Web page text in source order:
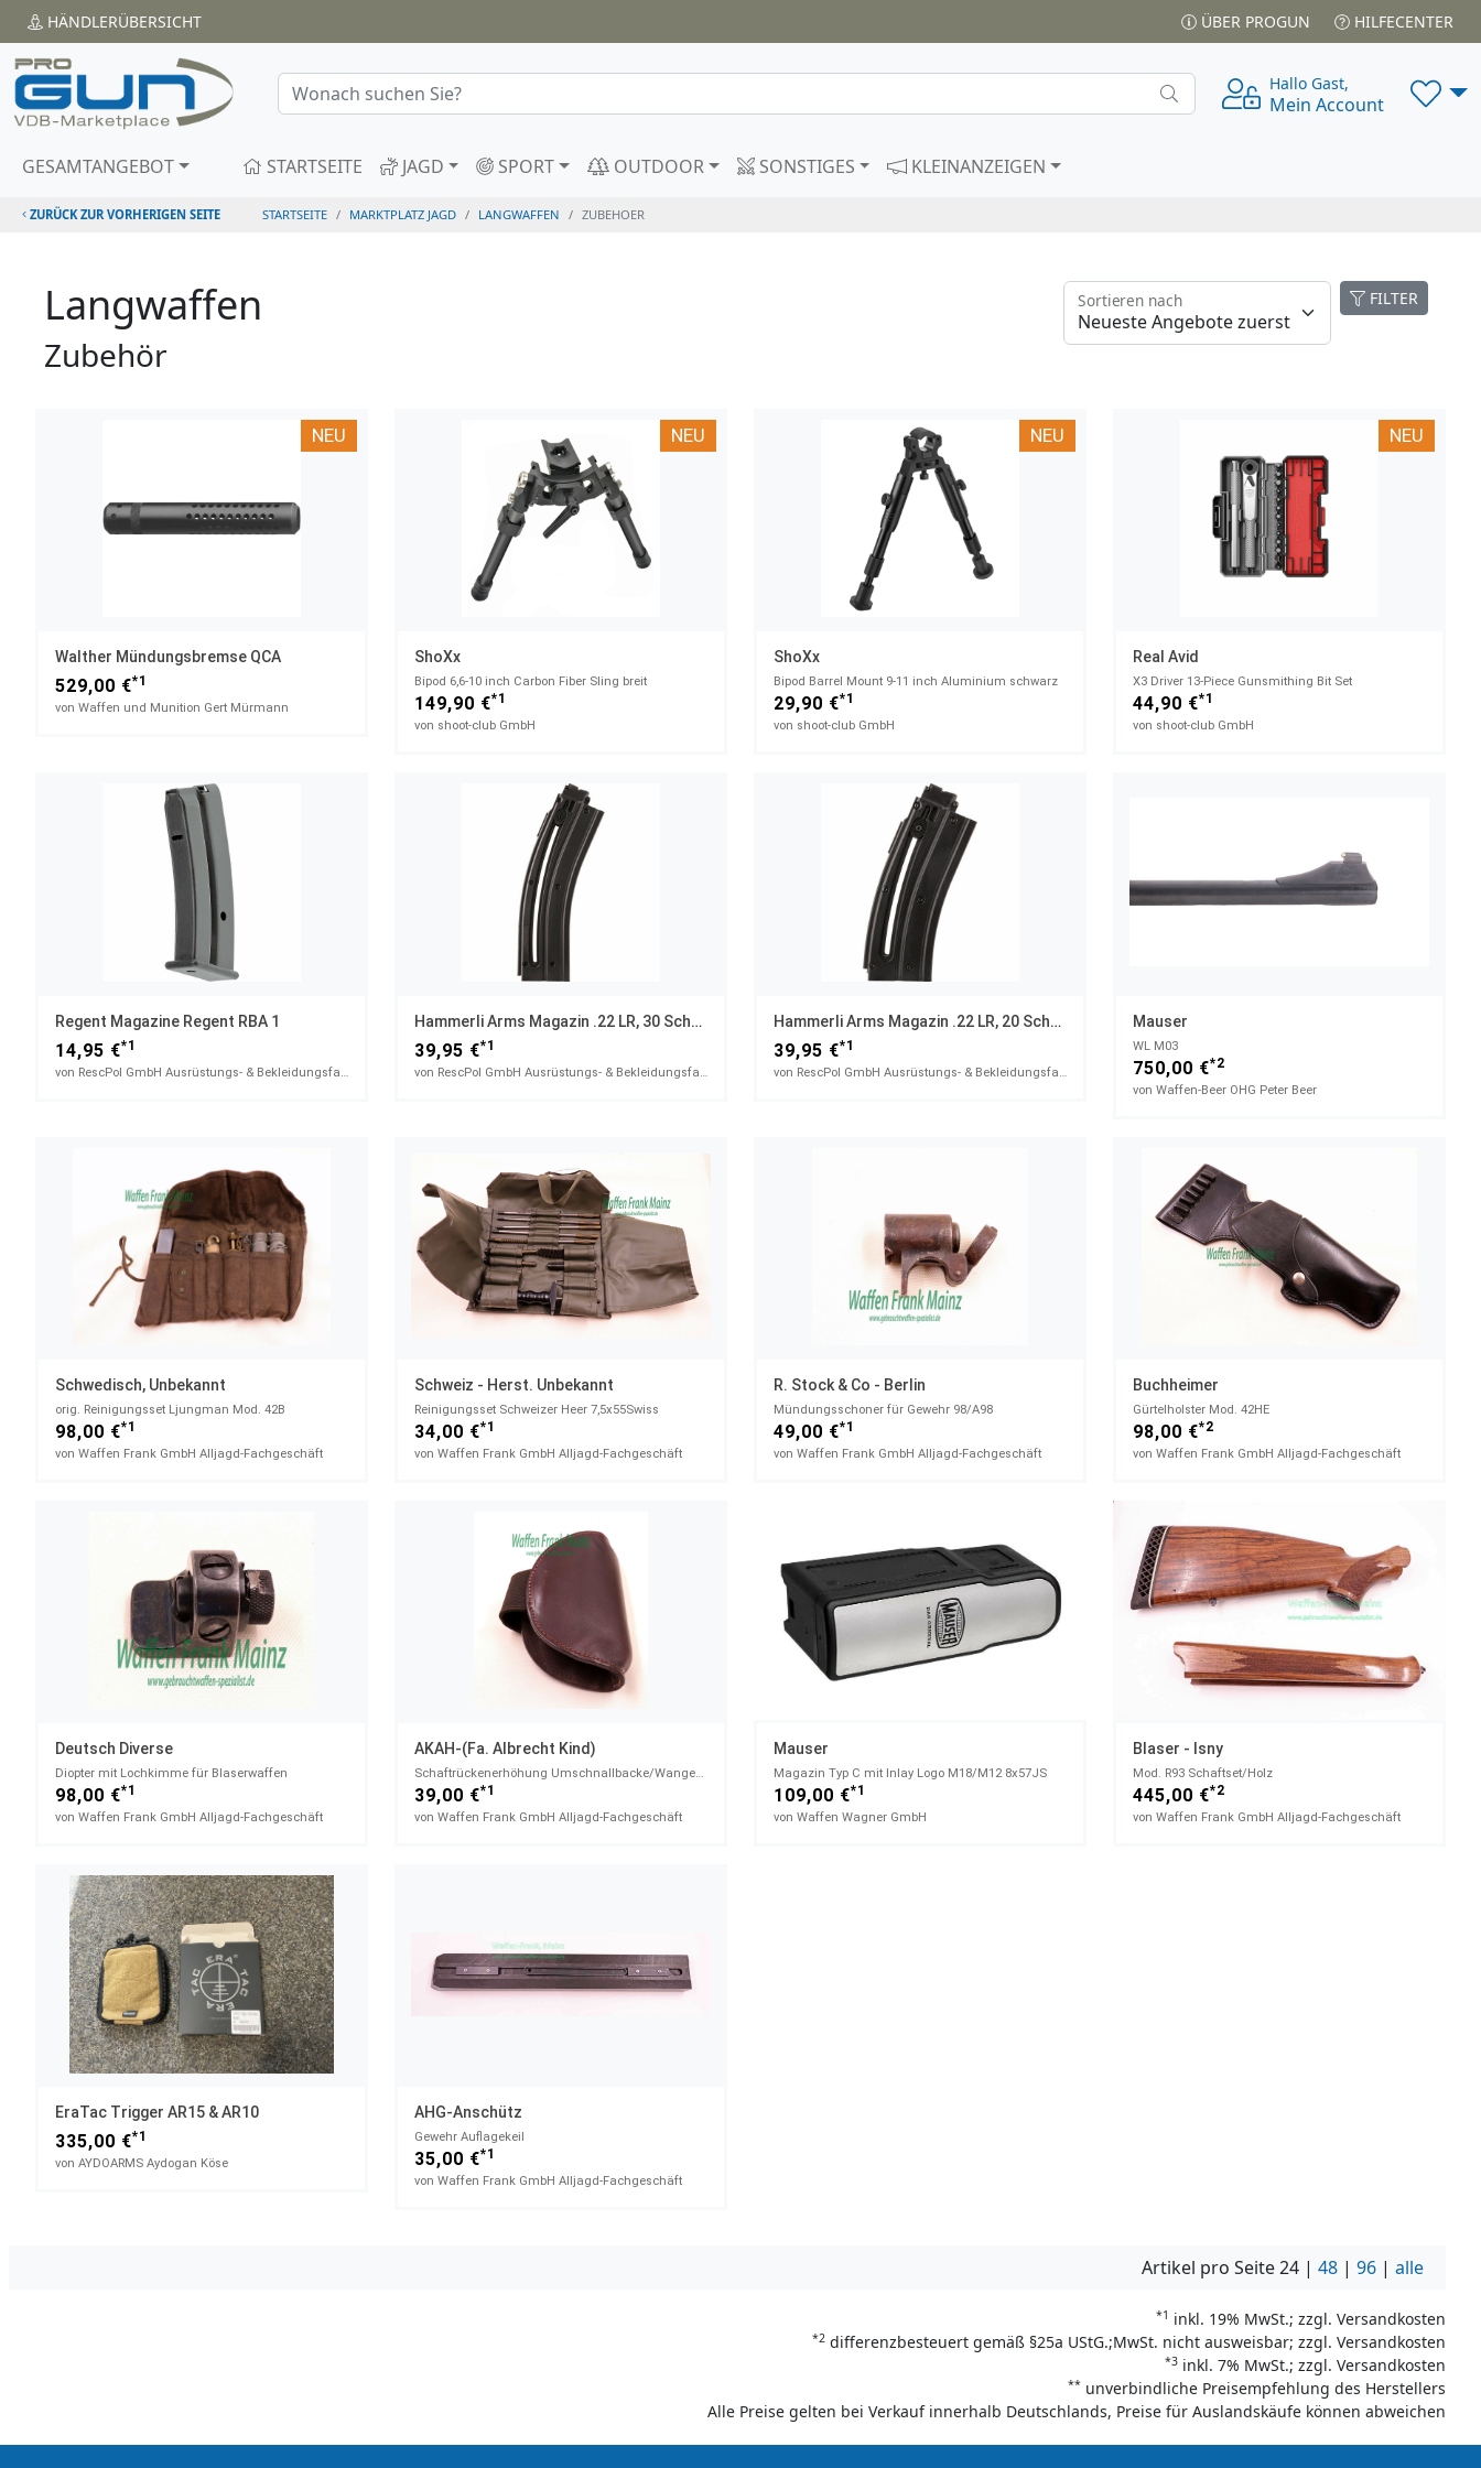
HÄNDLERÜBERSICHT ÜBER PROGUN HILFECENTER
Hallo Gast,
Mein Account
GESAMTANGEBOT STARTSEITE JAGD SPORT OUTDOOR SONSTIGES KLEINANZEIGEN
ZURÜCK ZUR VORHERIGEN SEITE STARTSEITE MARKTPLATZ JAGD LANGWAFFEN ZUBEHOER
Langwaffen
Zubehör
FILTER
Sortieren nach
NEU
Walther Mündungsbremse QCA
529,00 €*1
von Waffen und Munition Gert Mürmann
NEU
ShoXx
Bipod 6,6-10 inch Carbon Fiber Sling breit
149,90 €*1
von shoot-club GmbH
NEU
ShoXx
Bipod Barrel Mount 9-11 inch Aluminium schwarz
29,90 €*1
von shoot-club GmbH
NEU
Real Avid
X3 Driver 13-Piece Gunsmithing Bit Set
44,90 €*1
von shoot-club GmbH
Regent Magazine Regent RBA 1
14,95 €*1
Hammerli Arms Magazin .22 LR, 30 Schuss
39,95 €*1
Hammerli Arms Magazin .22 LR, 20 Schuss
39,95 €*1
Mauser
WL M03
750,00 €*2
von Waffen-Beer OHG Peter Beer
Schwedisch, Unbekannt
orig. Reinigungsset Ljungman Mod. 42B
98,00 €*1
von Waffen Frank GmbH Alljagd-Fachgeschäft
Schweiz - Herst. Unbekannt
Reinigungsset Schweizer Heer 7,5x55Swiss
34,00 €*1
von Waffen Frank GmbH Alljagd-Fachgeschäft
R. Stock & Co - Berlin
Mündungsschoner für Gewehr 98/A98
49,00 €*1
von Waffen Frank GmbH Alljagd-Fachgeschäft
Buchheimer
Gürtelholster Mod. 42HE
98,00 €*2
von Waffen Frank GmbH Alljagd-Fachgeschäft
Deutsch Diverse
Diopter mit Lochkimme für Blaserwaffen
98,00 €*1
von Waffen Frank GmbH Alljagd-Fachgeschäft
AKAH-(Fa. Albrecht Kind)
Schaftrückenerhöhung Umschnallbacke/Wangenauflage
39,00 €*1
von Waffen Frank GmbH Alljagd-Fachgeschäft
Mauser
Magazin Typ C mit Inlay Logo M18/M12 8x57JS
109,00 €*1
von Waffen Wagner GmbH
Blaser - Isny
Mod. R93 Schaftset/Holz
445,00 €*2
von Waffen Frank GmbH Alljagd-Fachgeschäft
EraTac Trigger AR15 & AR10
335,00 €*1
von AYDOARMS Aydogan Köse
AHG-Anschütz
Gewehr Auflagekeil
35,00 €*1
von Waffen Frank GmbH Alljagd-Fachgeschäft
Artikel pro Seite24 | 48 | 96 | alle
*1 inkl. 19% MwSt.; zzgl. Versandkosten
*2 differenzbesteuert gemäß §25a UStG.;MwSt. nicht ausweisbar; zzgl. Versandkosten
*3 inkl. 7% MwSt.; zzgl. Versandkosten
** unverbindliche Preisempfehlung des Herstellers
Alle Preise gelten bei Verkauf innerhalb Deutschlands, Preise für Auslandskäufe können abweichen